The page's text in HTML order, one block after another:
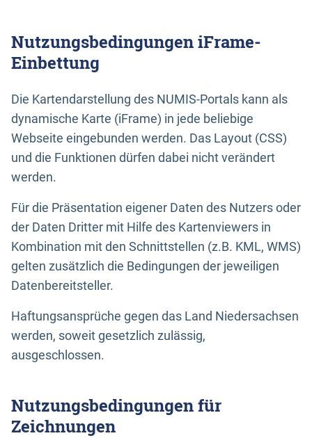
Nutzungsbedingungen iFrame-
Einbettung
Die Kartendarstellung des NUMIS-Portals kann als
dynamische Karte (iFrame) in jede beliebige
Webseite eingebunden werden. Das Layout (CSS)
und die Funktionen dürfen dabei nicht verändert
werden.
Für die Präsentation eigener Daten des Nutzers oder
der Daten Dritter mit Hilfe des Kartenviewers in
Kombination mit den Schnittstellen (z.B. KML, WMS)
gelten zusätzlich die Bedingungen der jeweiligen
Datenbereitsteller.
Haftungsansprüche gegen das Land Niedersachsen
werden, soweit gesetzlich zulässig,
ausgeschlossen.
Nutzungsbedingungen für
Zeichnungen